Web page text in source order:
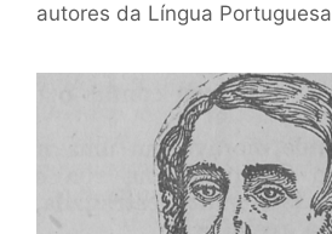
autores da Língua Portuguesa